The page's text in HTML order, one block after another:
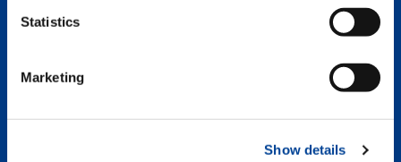
Statistics
Marketing
Show details
5.250L-2 EN